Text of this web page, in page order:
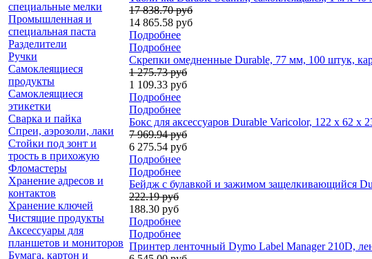
специальные мелки
Промышленная и
специальная паста
Разделители
Ручки
Самоклеящиеся
продукты
Самоклеящиеся
этикетки
Сварка и пайка
Спреи, аэрозоли, лаки
Стойки под зонт и
трость в прихожую
Фломастеры
Хранение адресов и
контактов
Хранение ключей
Чистящие продукты
Аксессуары для
планшетов и мониторов
Бумага, картон и
17 838.70 руб
14 865.58 руб
Подробнее
Подробнее
Скрепки омедненные Durable, 77 мм, 100 штук,
1 275.73 руб
1 109.33 руб
Подробнее
Подробнее
Бокс для аксессуаров Durable Varicolor, 122 x 62 x
7 969.94 руб
6 275.54 руб
Подробнее
Подробнее
Бейдж с булавкой и зажимом защелкивающийся
222.19 руб
188.30 руб
Подробнее
Подробнее
Принтер ленточный Dymo Label Manager 210D,